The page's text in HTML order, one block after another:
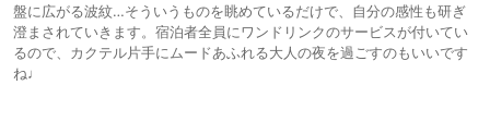
盤に広がる波紋…そういうものを眺めているだけで、自分の感性も研ぎ
澄まされていきます。宿泊者全員にワンドリンクのサービスが付いてい
るので、カクテル片手にムードあふれる大人の夜を過ごすのもいいです
ね♩